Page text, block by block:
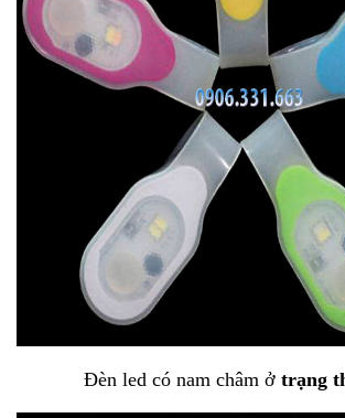
Đèn led có nam châm ở trạng